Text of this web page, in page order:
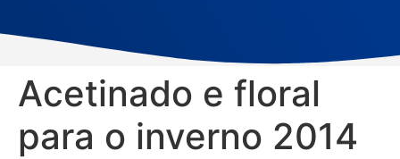
Acetinado e floral
para o inverno 2014